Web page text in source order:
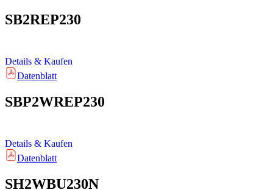
SB2REP230
Details & Kaufen
Datenblatt
SBP2WREP230
Details & Kaufen
Datenblatt
SH2WBU230N